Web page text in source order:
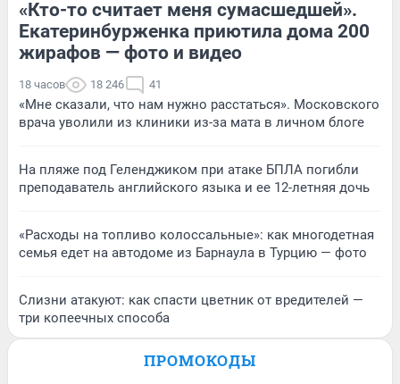
«Кто-то считает меня сумасшедшей».
Екатеринбурженка приютила дома 200
жирафов — фото и видео
18 часов 18 246 41
«Мне сказали, что нам нужно расстаться». Московского
врача уволили из клиники из-за мата в личном блоге
На пляже под Геленджиком при атаке БПЛА погибли
преподаватель английского языка и ее 12-летняя дочь
«Расходы на топливо колоссальные»: как многодетная
семья едет на автодоме из Барнаула в Турцию — фото
Слизни атакуют: как спасти цветник от вредителей —
три копеечных способа
ПРОМОКОДЫ